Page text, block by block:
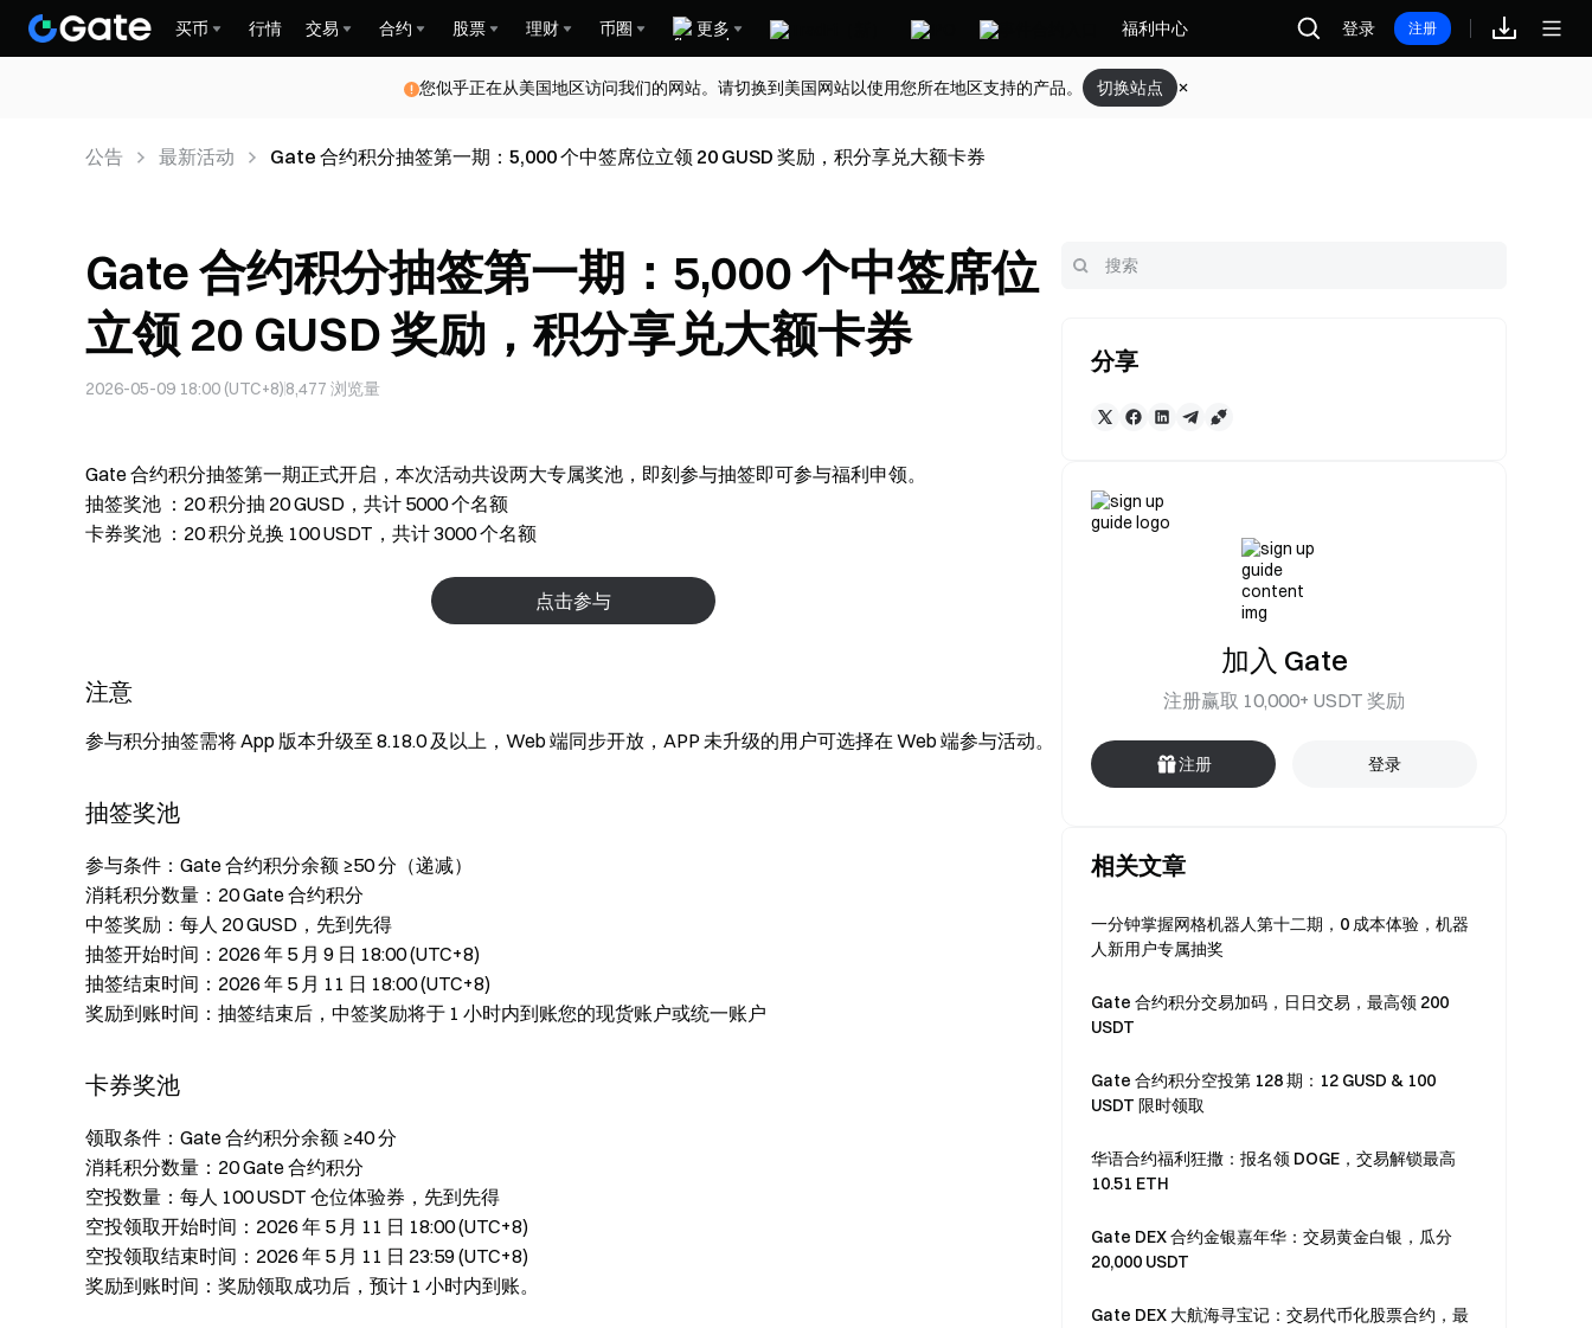
买币 行情 交易 合约 股票 理财 币圈 更多 福利中心 登录 注册
您似乎正在从美国地区访问我们的网站。请切换到美国网站以使用您所在地区支持的产品。 切换站点
公告 最新活动 Gate 合约积分抽签第一期：5,000 个中签席位立领 20 GUSD 奖励，积分享兑大额卡券
Gate 合约积分抽签第一期：5,000 个中签席位
立领 20 GUSD 奖励，积分享兑大额卡券
2026-05-09 18:00 (UTC+8)8,477 浏览量
Gate 合约积分抽签第一期正式开启，本次活动共设两大专属奖池，即刻参与抽签即可参与福利申领。
抽签奖池 ：20 积分抽 20 GUSD，共计 5000 个名额
卡券奖池 ：20 积分兑换 100 USDT，共计 3000 个名额
点击参与
注意
参与积分抽签需将 App 版本升级至 8.18.0 及以上，Web 端同步开放，APP 未升级的用户可选择在 Web 端参与活动。
抽签奖池
参与条件：Gate 合约积分余额 ≥50 分（递减）
消耗积分数量：20 Gate 合约积分
中签奖励：每人 20 GUSD，先到先得
抽签开始时间：2026 年 5 月 9 日 18:00 (UTC+8)
抽签结束时间：2026 年 5 月 11 日 18:00 (UTC+8)
奖励到账时间：抽签结束后，中签奖励将于 1 小时内到账您的现货账户或统一账户
卡券奖池
领取条件：Gate 合约积分余额 ≥40 分
消耗积分数量：20 Gate 合约积分
空投数量：每人 100 USDT 仓位体验券，先到先得
空投领取开始时间：2026 年 5 月 11 日 18:00 (UTC+8)
空投领取结束时间：2026 年 5 月 11 日 23:59 (UTC+8)
奖励到账时间：奖励领取成功后，预计 1 小时内到账。
分享
加入 Gate
注册赢取 10,000+ USDT 奖励
注册 登录
相关文章
一分钟掌握网格机器人第十二期，0 成本体验，机器
人新用户专属抽奖
Gate 合约积分交易加码，日日交易，最高领 200
USDT
Gate 合约积分空投第 128 期：12 GUSD & 100
USDT 限时领取
华语合约福利狂撒：报名领 DOGE，交易解锁最高
10.51 ETH
Gate DEX 合约金银嘉年华：交易黄金白银，瓜分
20,000 USDT
Gate DEX 大航海寻宝记：交易代币化股票合约，最